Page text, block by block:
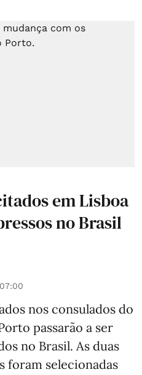
em Lisboa
no Brasil
nos consulados do
passarão a ser
no Brasil. As duas
foram selecionadas